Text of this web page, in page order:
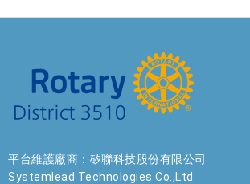
平台維護廠商：矽聯科技股份有限公司
Systemlead Technologies Co.,Ltd